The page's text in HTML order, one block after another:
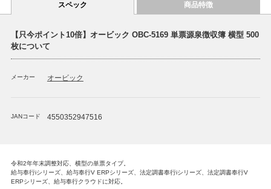
スペック 商品特徴
【只今ポイント10倍】オービック OBC-5169 単票源泉徴収簿 横型 500
枚について
メーカー オービック
JANコード 4550352947516
令和2年年末調整対応、横型の単票タイプ。
給与奉行iシリーズ、給与奉行V ERPシリーズ、法定調書奉行iシリーズ、法定調書奉行V
ERPシリーズ、給与奉行クラウドに対応。